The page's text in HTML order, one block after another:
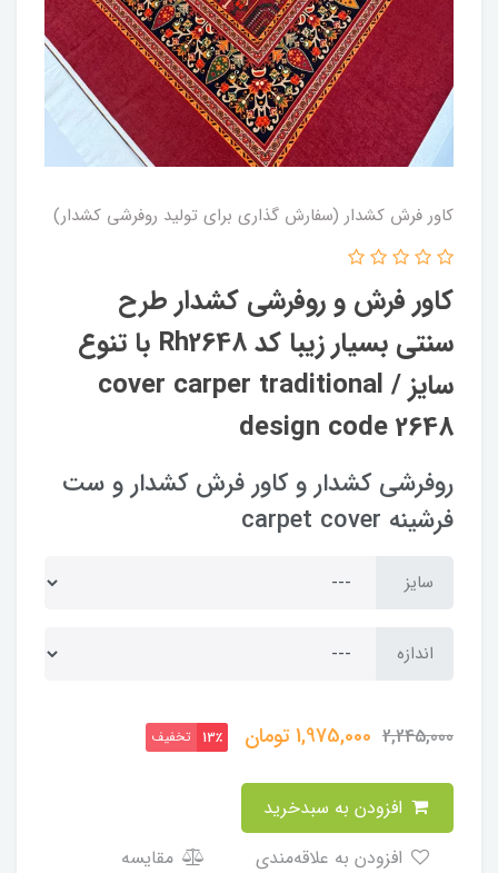
کاور فرش کشدار (سفارش گذاری برای تولید روفرشی کشدار)
کاور فرش و روفرشی کشدار‌ طرح
سنتی بسیار زیبا کد Rh2648 با تنوع
سایز / cover carper traditional
design code 2648
روفرشی کشدار و کاور فرش کشدار و ست
فرشینه carpet cover
سایز
اندازه
2,245,000
1,975,000تومان 13٪ تخفیف
مقایسه